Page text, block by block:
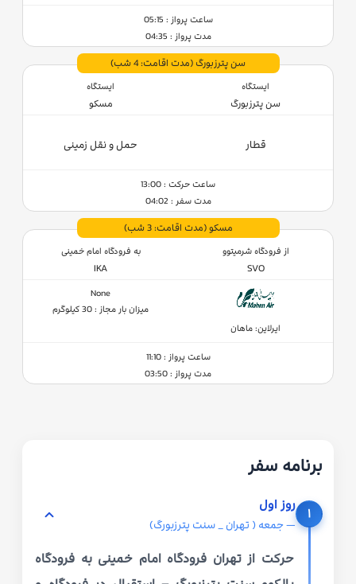
ساعت پرواز : 05:15
مدت پرواز : 04:35
سن‌ پترزبورگ (مدت اقامت: 4 شب)
ایستگاه
سن‌ پترزبورگ
ایستگاه
مسکو
قطار حمل و نقل زمینی
ساعت حرکت : 13:00
مدت سفر : 04:02
مسکو(مدت اقامت: 3 شب)
از فرودگاه شرمیتوو
SVO
به فرودگاه امام خمینی
IKA
ایرلاین: ماهان
None
میزان بار مجاز : 30 کیلوگرم
ساعت پرواز : 11:10
مدت پرواز : 03:50
برنامه سفر
۱ روز اول
— جمعه ( تهران _ سنت پترزبورگ)
حرکت از تهران فرودگاه امام خمینی به فرودگاه